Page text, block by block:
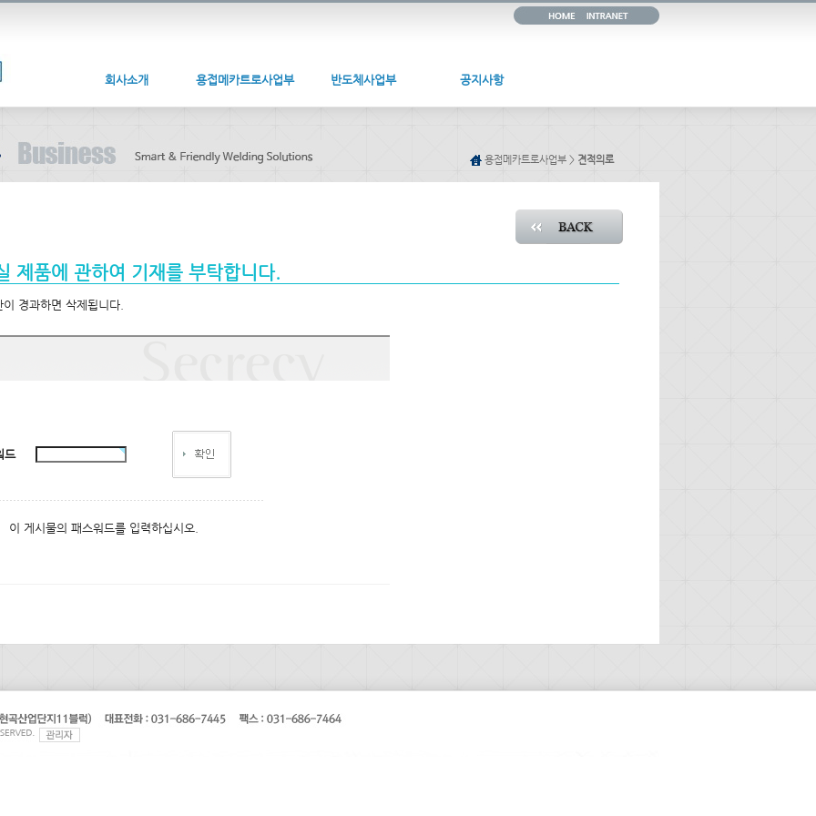
회사소개 용접메카트로사업부 반도체사업부 공지사항
용접메카트로사업부 > 견적의로
제품에 관하여 기재를 부탁합니다.
경과하면 삭제됩니다.
드
이 게시물의 패스워드를 입력하십시오.